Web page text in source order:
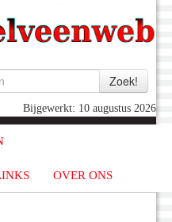
Bijgewerkt: 10 augustus 2026
OVER ONS